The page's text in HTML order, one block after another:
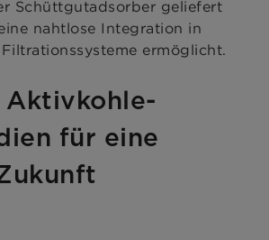
Schüttgutadsorber geliefert
nahtlose Integration in
ermöglicht.
Aktivkohle-
für eine